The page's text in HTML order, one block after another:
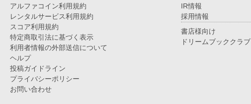
アルファコイン利用規約
レンタルサービス利用規約
スコア利用規約
特定商取引法に基づく表示
利用者情報の外部送信について
ヘルプ
投稿ガイドライン
プライバシーポリシー
お問い合わせ
IR情報
採用情報
書店様向け
ドリームブッククラブ